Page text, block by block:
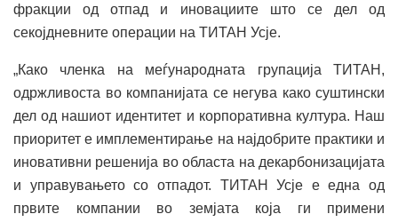
фракции од отпад и иновациите што се дел од
секојдневните операции на ТИТАН Усје.
„Како членка на меѓународната групација ТИТАН,
одржливоста во компанијата се негува како суштински
дел од нашиот идентитет и корпоративна култура. Наш
приоритет е имплементирање на најдобрите практики и
иновативни решенија во областа на декарбонизацијата
и управувањето со отпадот. ТИТАН Усје е една од
првите компании во земјата која ги примени